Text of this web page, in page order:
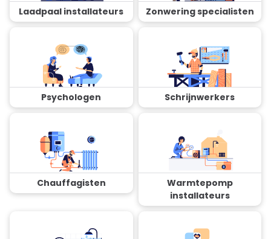
Laadpaal installateurs Zonwering specialisten
Psychologen Schrijnwerkers
Chauffagisten
Warmtepomp
installateurs